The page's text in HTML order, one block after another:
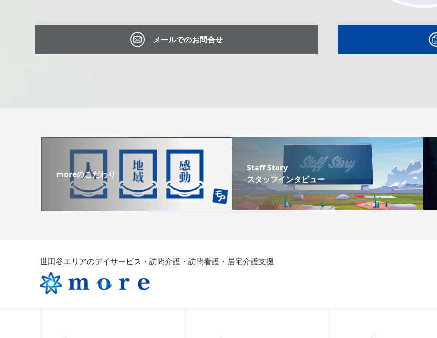
メールでのお問合せ
moreのこだわり
Staff Story
スタッフインタビュー
世田谷エリアのデイサービス・訪問介護・訪問看護・居宅介護支援